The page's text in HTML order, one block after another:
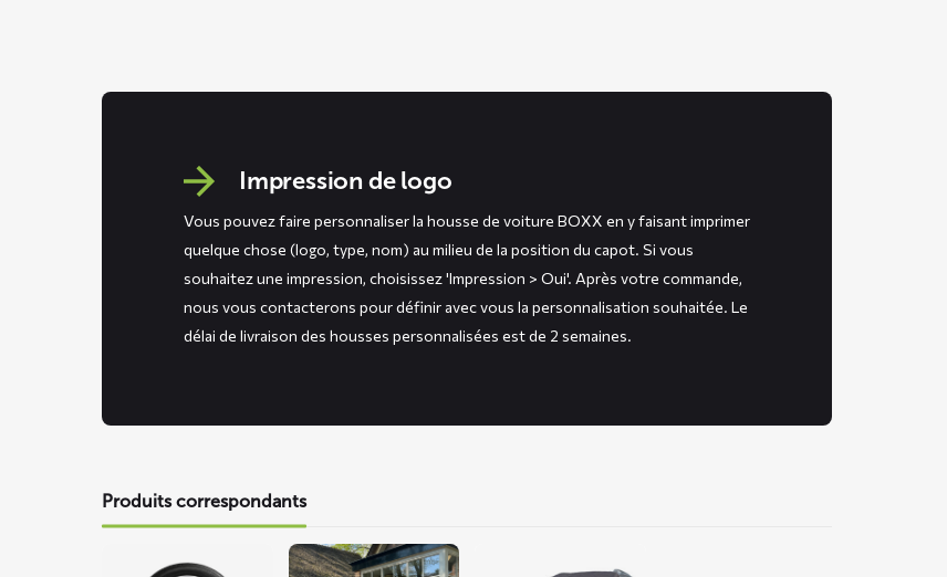
Impression de logo
Vous pouvez faire personnaliser la housse de voiture BOXX en y faisant imprimer
quelque chose (logo, type, nom) au milieu de la position du capot. Si vous
souhaitez une impression, choisissez 'Impression > Oui'. Après votre commande,
nous vous contacterons pour définir avec vous la personnalisation souhaitée. Le
délai de livraison des housses personnalisées est de 2 semaines.
Produits correspondants
En